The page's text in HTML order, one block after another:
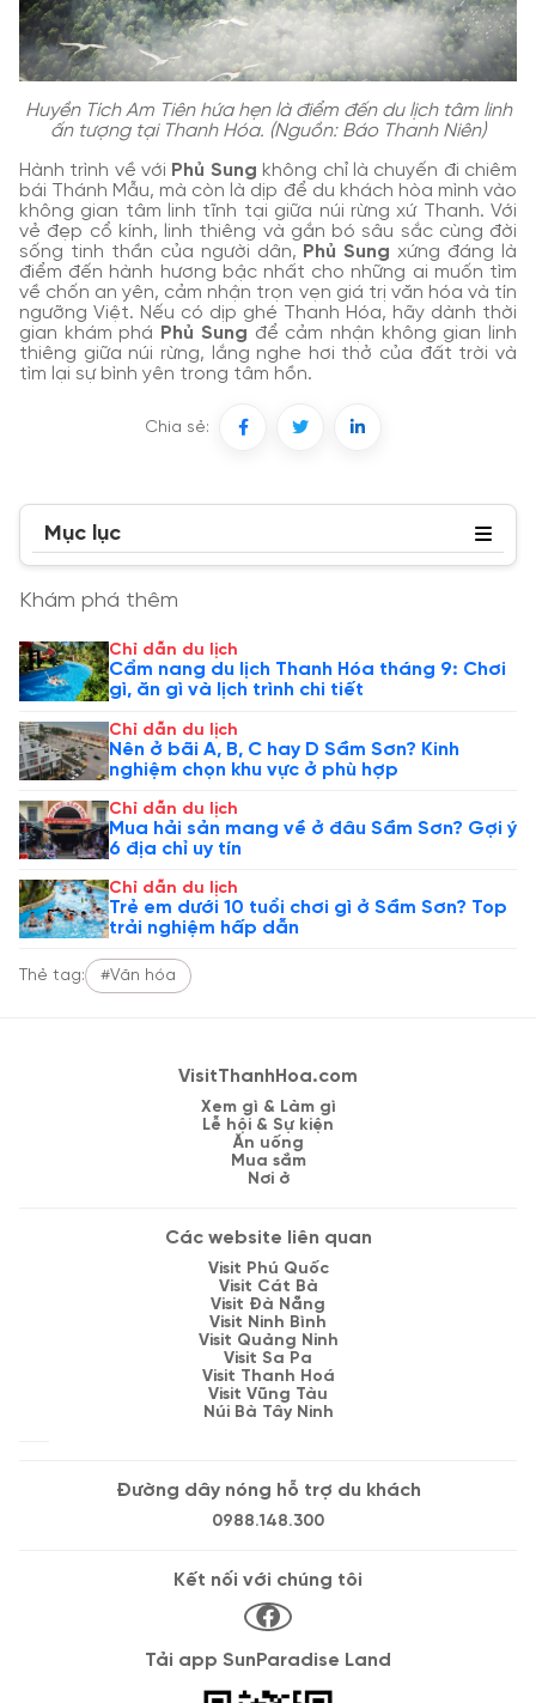
Huyền Tích Am Tiên hứa hẹn là điểm đến du lịch tâm linh
ấn tượng tại Thanh Hóa. (Nguồn: Báo Thanh Niên)
Hành trình về với Phủ Sung không chỉ là chuyến đi chiêm
bái Thánh Mẫu, mà còn là dịp để du khách hòa mình vào
không gian tâm linh tĩnh tại giữa núi rừng xứ Thanh. Với
vẻ đẹp cổ kính, linh thiêng và gắn bó sâu sắc cùng đời
sống tinh thần của người dân, Phủ Sung xứng đáng là
điểm đến hành hương bậc nhất cho những ai muốn tìm
về chốn an yên, cảm nhận trọn vẹn giá trị văn hóa và tín
ngưỡng Việt. Nếu có dịp ghé Thanh Hóa, hãy dành thời
gian khám phá Phủ Sung để cảm nhận không gian linh
thiêng giữa núi rừng, lắng nghe hơi thở của đất trời và
tìm lại sự bình yên trong tâm hồn.
Chia sẻ:
Mục lục
Khám phá thêm
Chỉ dẫn du lịch
Cẩm nang du lịch Thanh Hóa tháng 9: Chơi
gì, ăn gì và lịch trình chi tiết
Chỉ dẫn du lịch
Nên ở bãi A, B, C hay D Sầm Sơn? Kinh
nghiệm chọn khu vực ở phù hợp
Chỉ dẫn du lịch
Mua hải sản mang về ở đâu Sầm Sơn? Gợi ý
6 địa chỉ uy tín
Chỉ dẫn du lịch
Trẻ em dưới 10 tuổi chơi gì ở Sầm Sơn? Top
trải nghiệm hấp dẫn
Thẻ tag: #Văn hóa
VisitThanhHoa.com
Xem gì & Làm gì
Lễ hội & Sự kiện
Ăn uống
Mua sắm
Nơi ở
Các website liên quan
Visit Phú Quốc
Visit Cát Bà
Visit Đà Nẵng
Visit Ninh Bình
Visit Quảng Ninh
Visit Sa Pa
Visit Thanh Hoá
Visit Vũng Tàu
Núi Bà Tây Ninh
Đường dây nóng hỗ trợ du khách
0988.148.300
Kết nối với chúng tôi
Tải app SunParadise Land